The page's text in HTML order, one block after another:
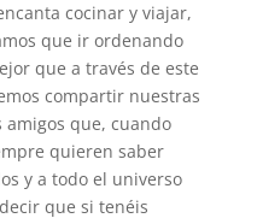
cocinar y viajar,
que ir ordenando
que a través de este
compartir nuestras
que, cuando
quieren saber
y a todo el universo
que si tenéis